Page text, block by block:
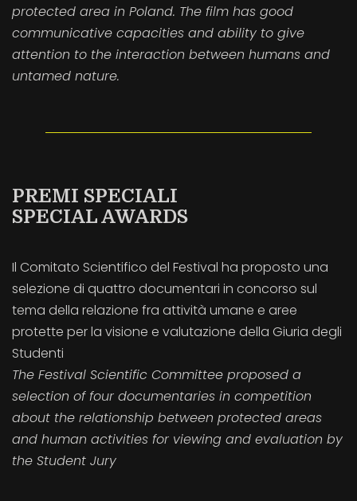
protected area in Poland. The film has good
communicative capacities and ability to give
attention to the interaction between humans and
untamed nature.
PREMI SPECIALI
SPECIAL AWARDS
Il Comitato Scientifico del Festival ha proposto una
selezione di quattro documentari in concorso sul
tema della relazione fra attività umane e aree
protette per la visione e valutazione della Giuria degli
Studenti
The Festival Scientific Committee proposed a
selection of four documentaries in competition
about the relationship between protected areas
and human activities for viewing and evaluation by
the Student Jury